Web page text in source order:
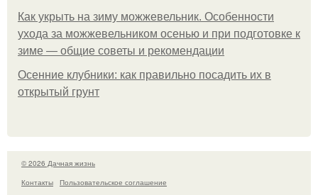
Как укрыть на зиму можжевельник. Особенности
ухода за можжевельником осенью и при подготовке к
зиме — общие советы и рекомендации
Осенние клубники: как правильно посадить их в
открытый грунт
© 2026 Дачная жизнь
Контакты
Пользовательское соглашение